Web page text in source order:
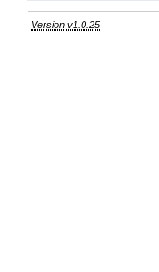
Version v1.0.25